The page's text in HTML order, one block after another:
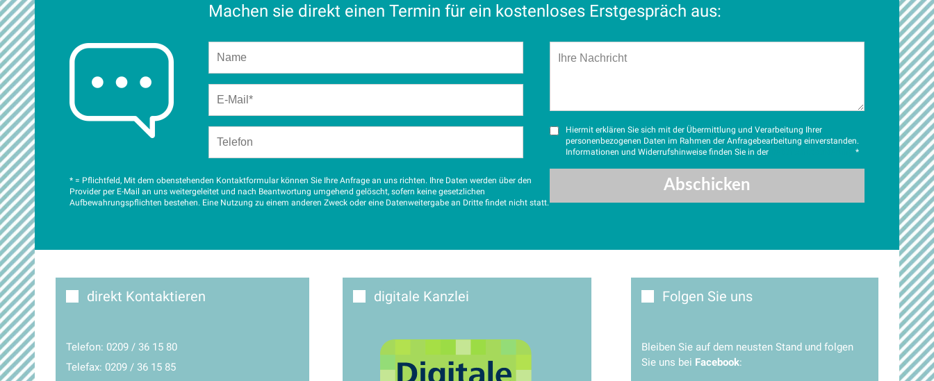
Machen sie direkt einen Termin für ein kostenloses Erstgespräch aus:
Hiermit erklären Sie sich mit der Übermittlung und Verarbeitung Ihrer
personenbezogenen Daten im Rahmen der Anfragebearbeitung einverstanden.
Informationen und Widerrufshinweise finden Sie in der
*
* = Pflichtfeld, Mit dem obenstehenden Kontaktformular können Sie Ihre Anfrage an uns richten. Ihre Daten werden über den
Provider per E-Mail an uns weitergeleitet und nach Beantwortung umgehend gelöscht, sofern keine gesetzlichen
Aufbewahrungspflichten bestehen. Eine Nutzung zu einem anderen Zweck oder eine Datenweitergabe an Dritte findet nicht statt.
direkt Kontaktieren
Telefon: 0209 / 36 15 80
Telefax: 0209 / 36 15 85
digitale Kanzlei Folgen Sie uns
Bleiben Sie auf dem neusten Stand und folgen
Sie uns bei Facebook: